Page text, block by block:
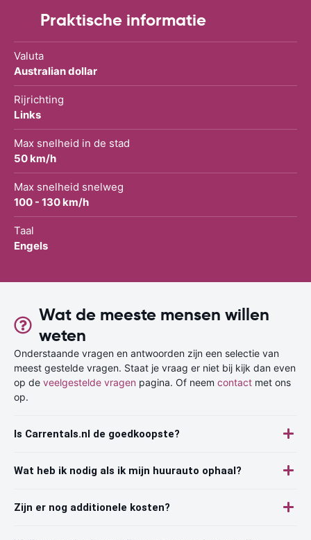
Praktische informatie
Valuta
Australian dollar
Rijrichting
Links
Max snelheid in de stad
50 km/h
Max snelheid snelweg
100 - 130 km/h
Taal
Engels
Wat de meeste mensen willen
weten
Onderstaande vragen en antwoorden zijn een selectie van
meest gestelde vragen. Staat je vraag er niet bij kijk dan even
op de veelgestelde vragen pagina. Of neem contact met ons
op.
Is Carrentals.nl de goedkoopste?
Wat heb ik nodig als ik mijn huurauto ophaal?
Zijn er nog additionele kosten?